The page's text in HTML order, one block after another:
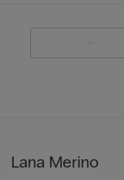
Lana Merino